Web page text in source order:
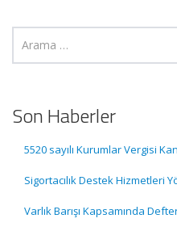
Son Haberler
5520 sayılı Kurumlar Vergisi
Sigortacılık Destek Hizmetleri
Varlık Barışı Kapsamında